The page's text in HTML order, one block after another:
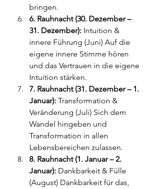
bringen.
6. Rauhnacht (30. Dezember –
31. Dezember): Intuition &
innere Führung (Juni) Auf die
eigene innere Stimme hören
und das Vertrauen in die eigene
Intuition stärken.
7. Rauhnacht (31. Dezember – 1.
Januar): Transformation &
Veränderung (Juli) Sich dem
Wandel hingeben und
Transformation in allen
Lebensbereichen zulassen.
8. Rauhnacht (1. Januar – 2.
Januar): Dankbarkeit & Fülle
(August) Dankbarkeit für das,